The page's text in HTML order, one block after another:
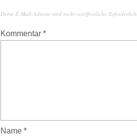
Deine E-Mail-Adresse wird nicht veröffentlicht.
Kommentar *
Name *